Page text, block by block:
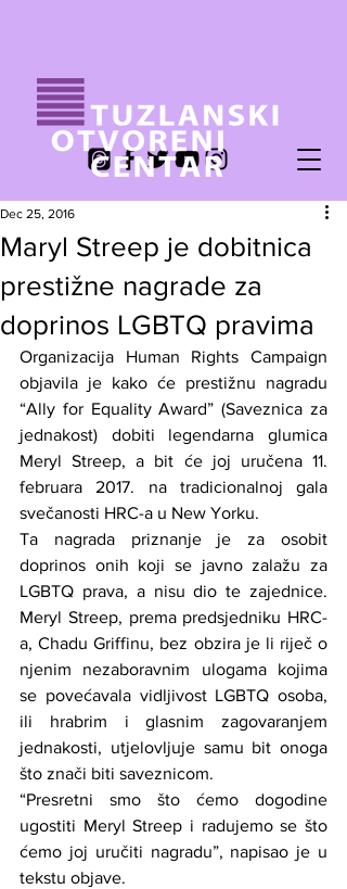
Maryl Streep je dobitnica
prestižne nagrade za
doprinos LGBTQ pravima
Dec 25, 2016
Organizacija Human Rights Campaign
objavila je kako će prestižnu nagradu
“Ally for Equality Award” (Saveznica za
jednakost) dobiti legendarna glumica
Meryl Streep, a bit će joj uručena 11.
februara 2017. na tradicionalnoj gala
svečanosti HRC-a u New Yorku.
Ta nagrada priznanje je za osobit
doprinos onih koji se javno zalažu za
LGBTQ prava, a nisu dio te zajednice.
Meryl Streep, prema predsjedniku HRC-
a, Chadu Griffinu, bez obzira je li riječ o
njenim nezaboravnim ulogama kojima
se povećavala vidljivost LGBTQ osoba,
ili hrabrim i glasnim zagovaranjem
jednakosti, utjelovljuje samu bit onoga
što znači biti saveznicom.
“Presretni smo što ćemo dogodine
ugostiti Meryl Streep i radujemo se što
ćemo joj uručiti nagradu”, napisao je u
tekstu objave.